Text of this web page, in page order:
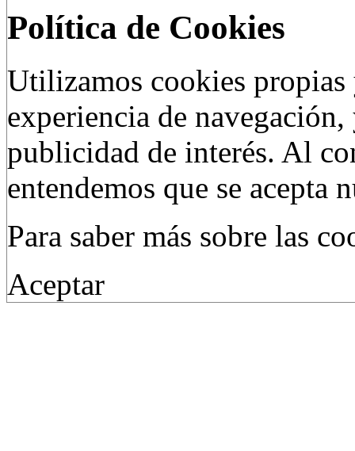
Política de Cookies
Utilizamos cookies propias
experiencia de
publicidad de interés. Al
entendemos que se acepta
Para saber más sobre las
Aceptar